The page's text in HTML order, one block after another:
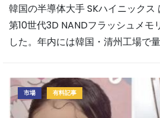
韓国の半導体大手 SKハイニック
第10世代3D NANDフラッシュメモ
した。年内には韓国・清州工場で
市場 有料記事